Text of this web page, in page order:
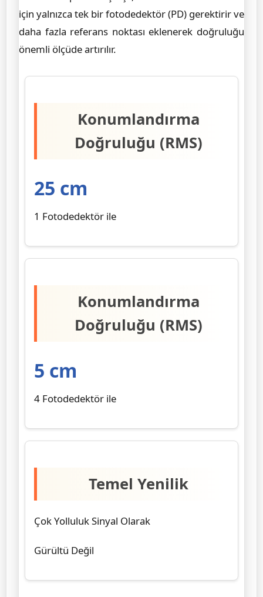
için yalnızca tek bir fotodedektör (PD) gerektirir ve
daha fazla referans noktası eklenerek doğruluğu
önemli ölçüde artırılır.
Konumlandırma
Doğruluğu (RMS)
25 cm
1 Fotodedektör ile
Konumlandırma
Doğruluğu (RMS)
5 cm
4 Fotodedektör ile
Temel Yenilik
Çok Yolluluk Sinyal Olarak
Gürültü Değil